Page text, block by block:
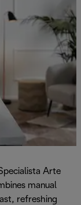
Arte
manual
refreshing